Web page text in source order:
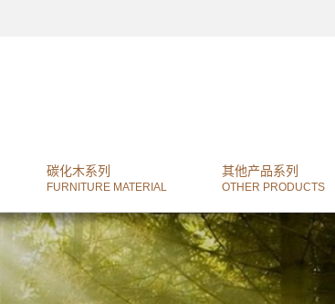
碳化木系列
FURNITURE MATERIAL
其他产品系列
OTHER PRODUCTS